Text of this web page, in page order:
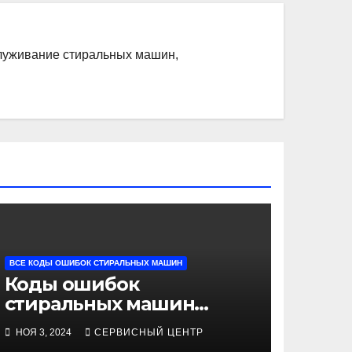
стиральных машин,
ВСЕ КОДЫ ОШИБОК СТИРАЛЬНЫХ МАШИН
Коды ошибок
стиральных машин
BOSCH
НОЯ 3, 2024 СЕРВИСНЫЙ ЦЕНТР